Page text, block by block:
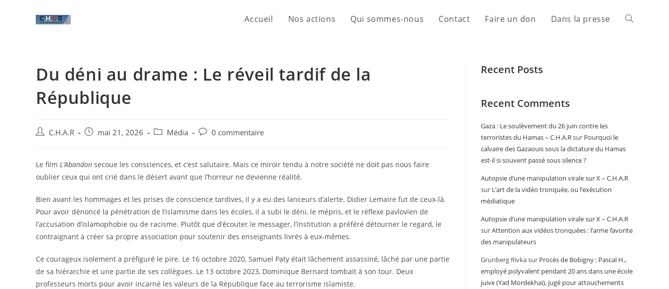
Accueil Nos actions Qui sommes-nous Contact Faire un don Dans la presse
Du déni au drame : Le réveil tardif de la
République
C.H.A.R mai 21, 2026 Média 0 commentaire
Le film L’Abandon secoue les consciences, et c’est salutaire. Mais ce miroir tendu à notre société ne doit pas nous faire
oublier ceux qui ont crié dans le désert avant que l’horreur ne devienne réalité.
​Bien avant les hommages et les prises de conscience tardives, il y a eu des lanceurs d’alerte. Didier Lemaire fut de ceux-là.
Pour avoir dénoncé la pénétration de l’islamisme dans les écoles, il a subi le déni, le mépris, et le réflexe pavlovien de
l’accusation d’islamophobie ou de racisme. Plutôt que d’écouter le messager, l’institution a préféré détourner le regard, le
contraignant à créer sa propre association pour soutenir des enseignants livrés à eux-mêmes.
​Ce courageux isolement a préfiguré le pire. Le 16 octobre 2020, Samuel Paty était lâchement assassiné, lâché par une partie
de sa hiérarchie et une partie de ses collègues. Le 13 octobre 2023, Dominique Bernard tombait à son tour. Deux
professeurs morts pour avoir incarné les valeurs de la République face au terrorisme islamiste.
Recent Posts
Recent Comments
Gaza : Le soulèvement du 26 juin contre les
terroristes du Hamas – C.H.A.Rsur Pourquoi le
calvaire des Gazaouis sous la dictature du Hamas
est-il si souvent passé sous silence ?
Autopsie d’une manipulation virale sur X – C.H.A.R
sur L’art de la vidéo tronquée, ou l’exécution
médiatique
Autopsie d’une manipulation virale sur X – C.H.A.R
surAttention aux vidéos tronquées : l’arme favorite
des manipulateurs
Grunberg Rivkasur Procès de Bobigny : Pascal H.,
employé polyvalent pendant 20 ans dans une école
juive (Yad Mordekhai), jugé pour attouchements